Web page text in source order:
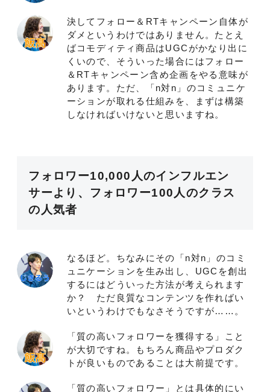
決してフォロー＆RTキャンペーン自体が
ダメというわけではありません。たとえ
ばコモディティ商品はUGCがかなり出に
くいので、そういった場合にはフォロー
＆RTキャンペーン含め企画をやる意味が
あります。ただ、「n対n」のコミュニケ
ーションが取れる仕組みを、まずは構築
しなければいけないと思いますね。
フォロワー10,000人のインフルエン
サーより、フォロワー100人のクラス
の人気者
なるほど。ちなみにその「n対n」のコミ
ュニケーションを生み出し、UGCを創出
するにはどういった方法が考えられます
か？ ただ良質なコンテンツを作ればい
いというわけでもなさそうですが……。
「質の高いフォロワーを獲得する」こと
が大切ですね。もちろん商品やプロダク
トが良いものであることは大前提です。
「質の高いフォロワー」とは具体的にい